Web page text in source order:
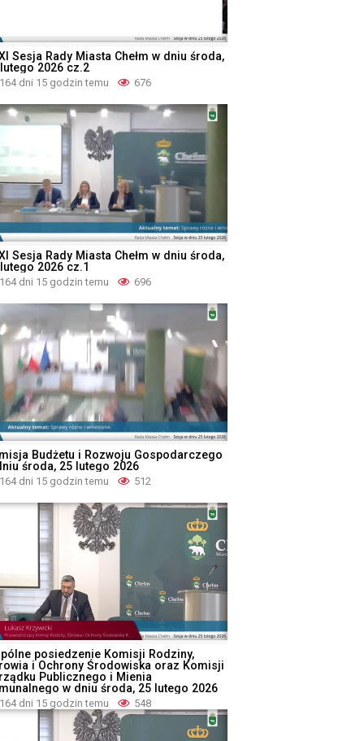
Sesja Rady Miasta Chełm w dniu środa,
2026 cz.2
164 dni 15 godzin temu 676
Sesja Rady Miasta Chełm w dniu środa,
2026 cz.1
164 dni 15 godzin temu 696
Budżetu i Rozwoju Gospodarczego
środa, 25 lutego 2026
164 dni 15 godzin temu 512
posiedzenie Komisji Rodziny,
i Ochrony Środowiska oraz Komisji
Publicznego i Mienia
w dniu środa, 25 lutego 2026
164 dni 15 godzin temu 548